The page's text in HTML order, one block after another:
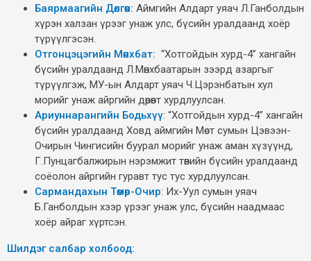
Баярмаагийн Дөлгөөн: Аймгийн Алдарт уяач Л.Ганболдын
хүрэн халзан үрээг унаж улс, бүсийн уралдаанд хоёр
түрүүлгэсэн.
Отгонцэцэгийн Мөнхбат: “Хотгойдын хурд-4” хангайн
бүсийн уралдаанд Л.Мөнхбаатарын зээрд азаргыг
түрүүлгэж, МУ-ын Алдарт уяач Ч.Цэрэнбатын хул
морийг унаж айргийн дөрөвт хурдлуулсан.
Ариуннарангийн Бодьхүү: “Хотгойдын хурд-4” хангайн
бүсийн уралдаанд Ховд аймгийн Мөст сумын Цэвээн-
Очирын Чингисийн буурал морийг унаж аман хүзүүнд,
Г.Пунцагбалжирын нэрэмжит төвийн бүсийн уралдаанд
соёолон айргийн гуравт тус тус хурдлуулсан.
Сармандахын Төмөр-Очир: Их-Уул сумын уяач
Б.Ганболдын хээр үрээг унаж улс, бүсийн наадмаас
хоёр айраг хүртсэн.
Шилдэг салбар холбоод: